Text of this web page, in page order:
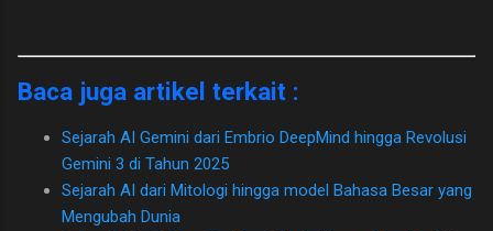
Baca juga artikel terkait :
Sejarah AI Gemini dari Embrio DeepMind hingga Revolusi
Gemini 3 di Tahun 2025
Sejarah AI dari Mitologi hingga model Bahasa Besar yang
Mengubah Dunia